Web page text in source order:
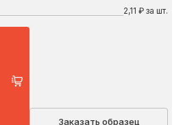
2,11 ₽ за шт.
Заказать образец